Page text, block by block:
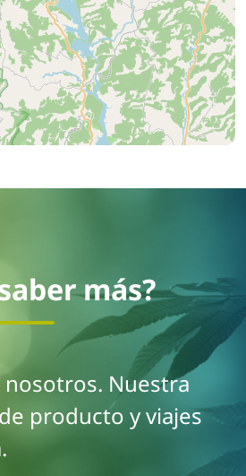
más?
Nuestra
producto y viajes